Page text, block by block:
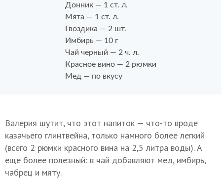
Донник — 1 ст. л.
Мята — 1 ст. л.
Гвоздика — 2 шт.
Имбирь — 10 г
Чай черный — 2 ч. л.
Красное вино — 2 рюмки
Мед — по вкусу
Валерия шутит, что этот напиток — что-то вроде
казачьего глинтвейна, только намного более легкий
(всего 2 рюмки красного вина на 2,5 литра воды). А
еще более полезный: в чай добавляют мед, имбирь,
чабрец и мяту.